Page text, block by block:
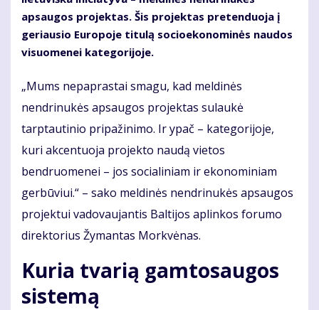
apsaugos projektas. Šis projektas pretenduoja į
geriausio Europoje titulą socioekonominės naudos
visuomenei kategorijoje.
„Mums nepaprastai smagu, kad meldinės
nendrinukės apsaugos projektas sulaukė
tarptautinio pripažinimo. Ir ypač – kategorijoje,
kuri akcentuoja projekto naudą vietos
bendruomenei – jos socialiniam ir ekonominiam
gerbūviui.“ – sako meldinės nendrinukės apsaugos
projektui vadovaujantis Baltijos aplinkos forumo
direktorius Žymantas Morkvėnas.
Kuria tvarią gamtosaugos
sistemą